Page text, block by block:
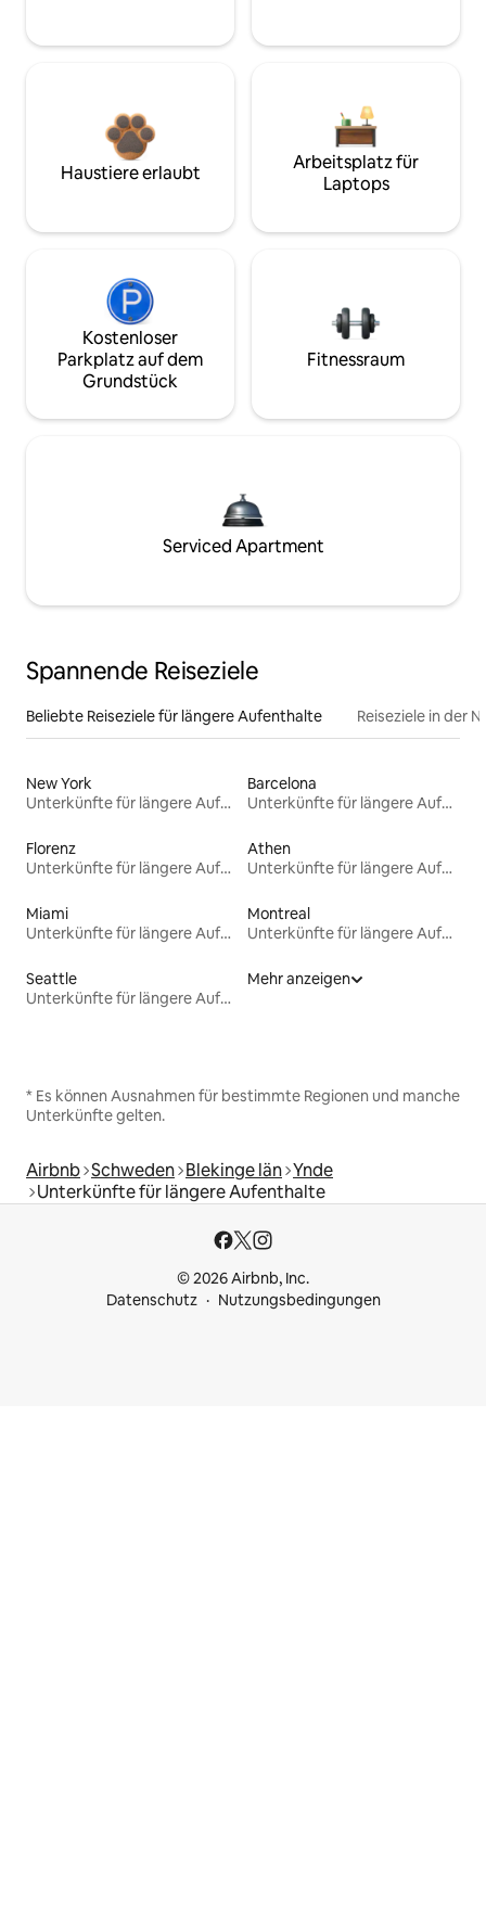
Haustiere erlaubt
Arbeitsplatz für
Laptops
Kostenloser
Parkplatz auf dem
Grundstück
Fitnessraum
Serviced Apartment
Spannende Reiseziele
Beliebte Reiseziele für längere Aufenthalte Reiseziele in der
New York
Unterkünfte für längere Aufenthalte
Barcelona
Unterkünfte für längere Aufenthalte
Florenz
Unterkünfte für längere Aufenthalte
Athen
Unterkünfte für längere Aufenthalte
Miami
Unterkünfte für längere Aufenthalte
Montreal
Unterkünfte für längere Aufenthalte
Seattle
Unterkünfte für längere Aufenthalte
Mehr anzeigen
* Es können Ausnahmen für bestimmte Regionen und manche
Unterkünfte gelten.
Airbnb Schweden Blekinge län Ynde
Unterkünfte für längere Aufenthalte
© 2026 Airbnb, Inc.
Datenschutz
Nutzungsbedingungen